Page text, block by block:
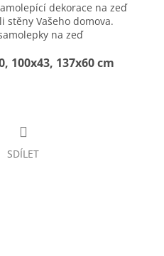
dekorace na zeď
Vašeho domova.
na zeď
100x43, 137x60 cm
SDÍLET